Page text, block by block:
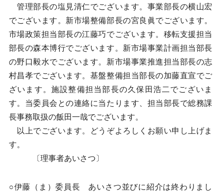
管理部長の塩見清仁でございます。事業部長の横山宏
でございます。新市場整備部長の宮良眞でございます。
市場政策担当部長の江藤巧でございます。移転支援担当
部長の森本博行でございます。新市場事業計画担当部長
の野口毅水でございます。新市場事業推進担当部長の志
村昌孝でございます。基盤整備担当部長の加藤直宣でご
ざいます。施設整備担当部長の久保田浩二でございま
す。当委員会との連絡に当たります、担当部長で総務課
長事務取扱の飯田一哉でございます。
以上でございます。どうぞよろしくお願い申し上げま
す。
〔理事者あいさつ〕
○伊藤（ま）委員長 あいさつ並びに紹介は終わりまし